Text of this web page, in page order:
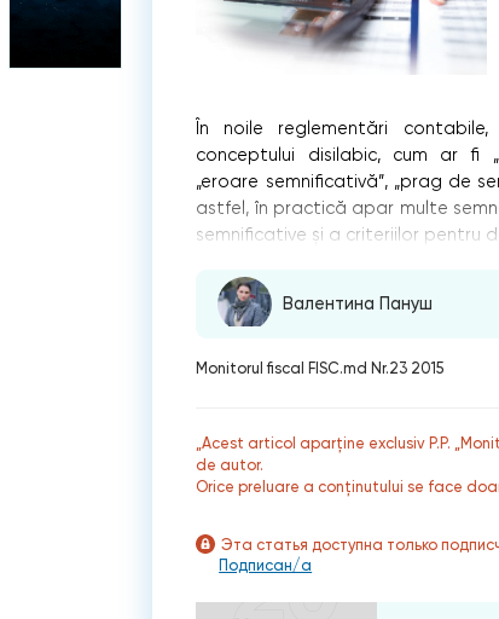
În noile reglementări
conceptului disilabic, cum ar fi
„eroare semnificativă”, „prag de
astfel, în practică apar multe
semnificative și a criteriilor pentru
Валентина Пануш
Monitorul fiscal FISC.md Nr.23 2015
„Acest articol aparține exclusiv P.P.
de autor.
Orice preluare a conținutului se face
Эта статья доступна только
Подписан/а